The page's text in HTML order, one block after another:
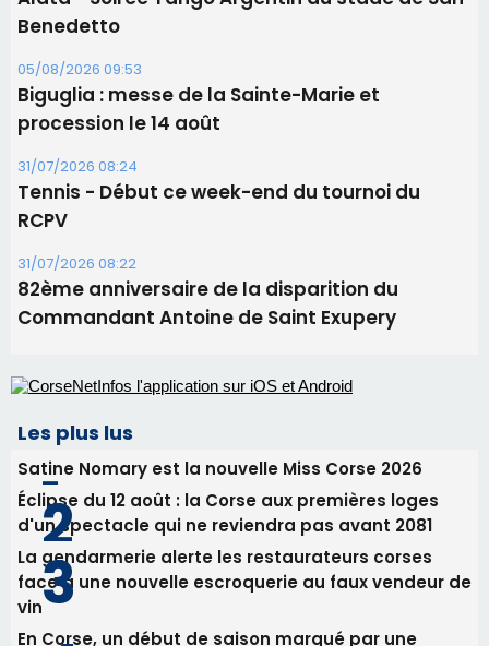
06/08/2026 15:04
Benedetto
05/08/2026 09:53
procession le 14 août
31/07/2026 08:24
RCPV
31/07/2026 08:22
Commandant Antoine de Saint Exupery
Les plus lus
Satine Nomary est la nouvelle Miss Corse 2026
Éclipse du 12 août : la Corse aux premières loges
d'un spectacle qui ne reviendra pas avant 2081
La gendarmerie alerte les restaurateurs corses
face à une nouvelle escroquerie au faux vendeur de